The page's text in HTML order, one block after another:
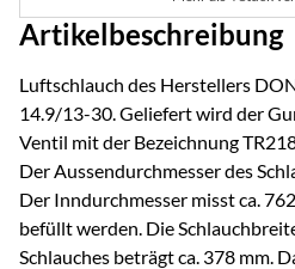
Artikelbeschreibung
Luftschlauch des Herstellers
14.9/13-30. Geliefert wird der
Ventil mit der Bezeichnung
Der Aussendurchmesser des
Der Inndurchmesser misst ca.
befüllt werden. Die
Schlauches beträgt ca. 378 mm.